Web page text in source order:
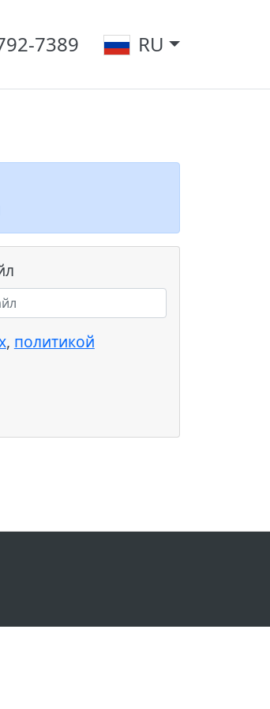
7389 RU
, политикой